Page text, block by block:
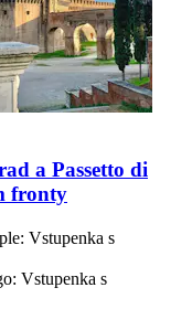
a Passetto di
fronty
Vstupenka s
Vstupenka s